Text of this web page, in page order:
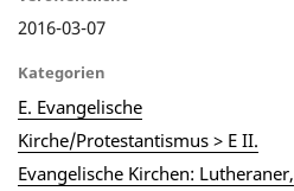
2016-03-07
Kategorien
E. Evangelische
Kirche/Protestantismus > E II.
Evangelische Kirchen: Lutheraner,